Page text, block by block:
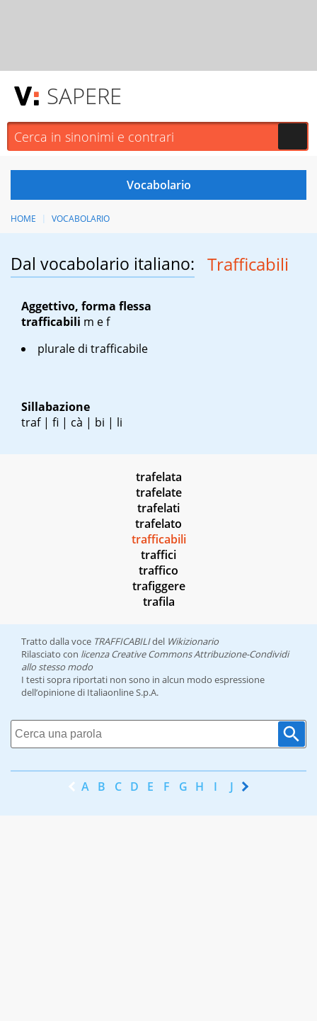
SAPERE
HOME VOCABOLARIO
Dal vocabolario italiano: Trafficabili
Aggettivo, forma flessa
trafficabili m ef
plurale di trafficabile
Sillabazione
traf | fi | cà | bi | li
trafelata
trafelate
trafelati
trafelato
trafficabili
traffici
traffico
trafiggere
trafila
Tratto dalla voce TRAFFICABILIdel Wikizionario
Rilasciato con licenza Creative Commons Attribuzione-Condividi
allo stesso modo
I testi sopra riportati non sono in alcun modo espressione
dell’opinione di Italiaonline S.p.A.
A B C D E F G H I J K